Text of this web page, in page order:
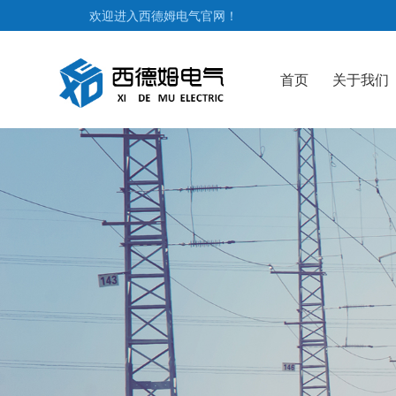
欢迎进入西德姆电气官网！
首页 关于我们